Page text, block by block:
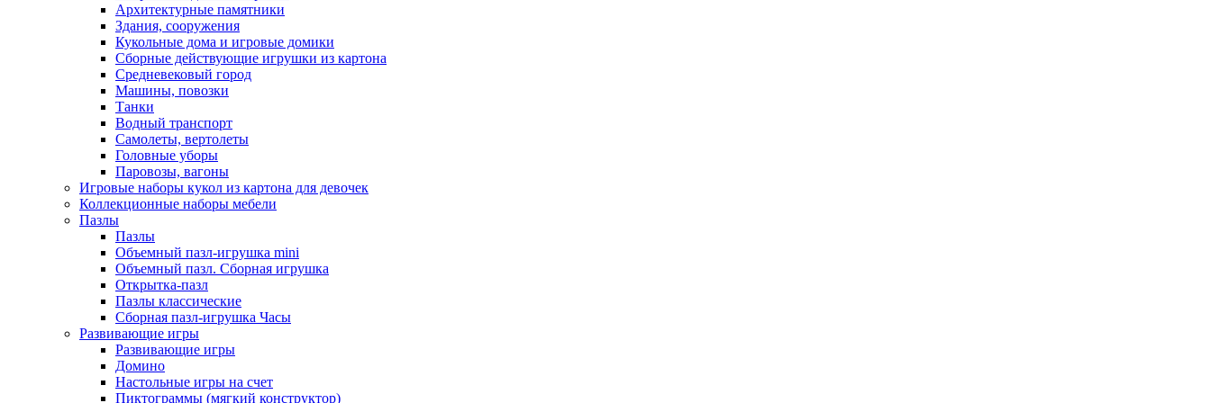
Архитектурные памятники
Здания, сооружения
Кукольные дома и игровые домики
Сборные действующие игрушки из картона
Средневековый город
Машины, повозки
Танки
Водный транспорт
Самолеты, вертолеты
Головные уборы
Паровозы, вагоны
Игровые наборы кукол из картона для девочек
Коллекционные наборы мебели
Пазлы
Пазлы
Объемный пазл-игрушка mini
Объемный пазл. Сборная игрушка
Открытка-пазл
Пазлы классические
Сборная пазл-игрушка Часы
Развивающие игры
Развивающие игры
Домино
Настольные игры на счет
Пиктограммы (мягкий конструктор)